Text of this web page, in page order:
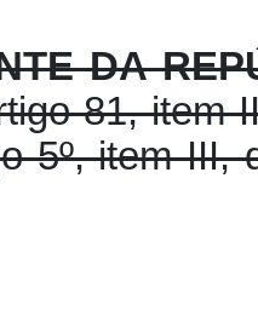
DA
81, item
5º, item III,